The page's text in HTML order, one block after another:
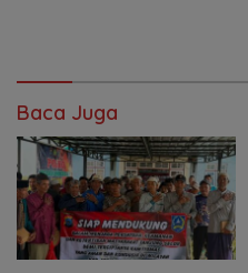
Baca Juga